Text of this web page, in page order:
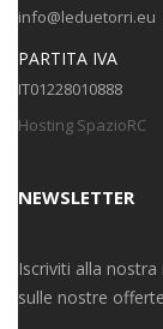
info@leduetorri.eu
PARTITA IVA
IT01228010888
Hosting SpazioRC
NEWSLETTER
Iscriviti alla
sulle nostre